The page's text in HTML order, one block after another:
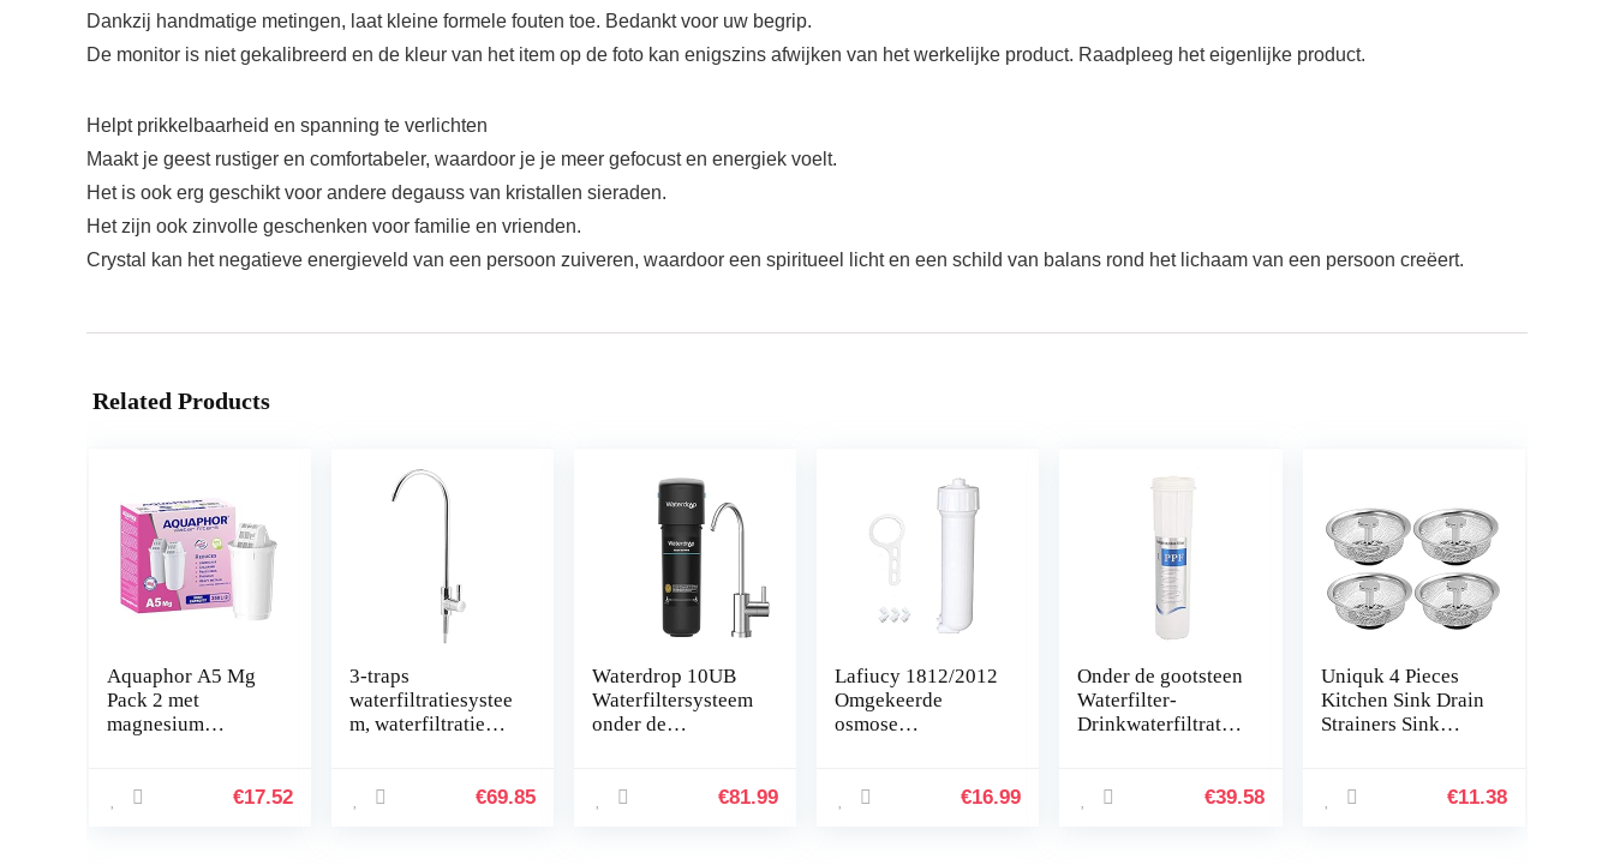
Dankzij handmatige metingen, laat kleine formele fouten toe. Bedankt voor uw begrip.
De monitor is niet gekalibreerd en de kleur van het item op de foto kan enigszins afwijken van het werkelijke product. Raadpleeg het eigenlijke product.
Helpt prikkelbaarheid en spanning te verlichten
Maakt je geest rustiger en comfortabeler, waardoor je je meer gefocust en energiek voelt.
Het is ook erg geschikt voor andere degauss van kristallen sieraden.
Het zijn ook zinvolle geschenken voor familie en vrienden.
Crystal kan het negatieve energieveld van een persoon zuiveren, waardoor een spiritueel licht en een schild van balans rond het lichaam van een persoon creëert.
Related Products
Aquaphor A5 Mg
Pack 2 met
magnesium
€17.52
3-traps
waterfiltratiesystee
m, waterfiltratie
geïnstalleerd,
€69.85
Waterdrop 10UB
Waterfiltersysteem
onder de
ysteem met Hoge
€81.99
Lafiucy 1812/2012
Omgekeerde
osmose
Connect Fittings,
€16.99
Onder de gootsteen
Waterfilter-
Drinkwaterfiltraties
Waterzuiveraar€39.58
Uniquk 4 Pieces
Kitchen Sink Drain
Strainers Sink
Filter Anti-
€11.38